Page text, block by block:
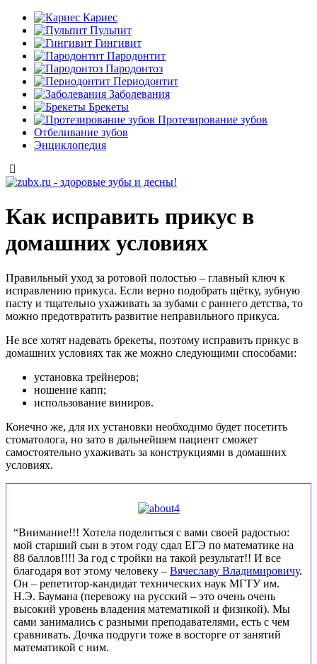
Кариес
Пульпит
Гингивит
Пародонтит
Пародонтоз
Периодонтит
Заболевания
Брекеты
Протезирование зубов
Отбеливание зубов
Энциклопедия
Как исправить прикус в
домашних условиях
Правильный уход за ротовой полостью – главный ключ к
исправлению прикуса. Если верно подобрать щётку, зубную
пасту и тщательно ухаживать за зубами с раннего детства, то
можно предотвратить развитие неправильного прикуса.
Не все хотят надевать брекеты, поэтому исправить прикус в
домашних условиях так же можно следующими способами:
установка трейнеров;
ношение капп;
использование виниров.
Конечно же, для их установки необходимо будет посетить
стоматолога, но зато в дальнейшем пациент сможет
самостоятельно ухаживать за конструкциями в домашних
условиях.
“Внимание!!! Хотела поделиться с вами своей радостью:
мой старший сын в этом году сдал ЕГЭ по математике на
88 баллов!!!! За год с тройки на такой результат!! И все
благодаря вот этому человеку – Вячеславу Владимировичу.
Он – репетитор-кандидат технических наук МГТУ им.
Н.Э. Баумана (перевожу на русский – это очень очень
высокий уровень владения математикой и физикой). Мы
сами занимались с разными преподавателями, есть с чем
сравнивать. Дочка подруги тоже в восторге от занятий
математикой с ним.